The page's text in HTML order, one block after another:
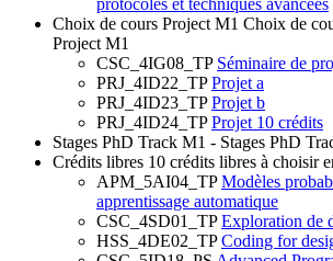
protocoles et techniques avancées
Choix de cours Project M1 Choix de
Project M1
CSC_4IG08_TP Séminaire de
PRJ_4ID22_TP Projet a
PRJ_4ID23_TP Projet b
PRJ_4ID24_TP Projet 10 crédits
Stages PhD Track M1 - Stages PhD
Crédits libres 10 crédits libres à choisir
APM_5AI04_TP Modèles
apprentissage automatique
CSC_4SD01_TP Exploration de
HSS_4DE02_TP Coding for